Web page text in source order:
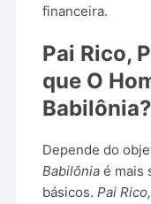
financeira.
Pai Rico,
que O
Babilônia?
Depende do
Babilônia é mais
básicos.Pai